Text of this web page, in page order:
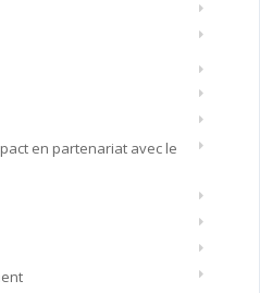
en partenariat avec le